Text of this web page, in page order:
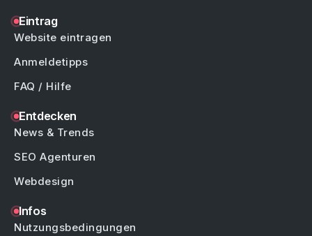
Eintrag
Website eintragen
Anmeldetipps
FAQ / Hilfe
Entdecken
News & Trends
SEO Agenturen
Webdesign
Infos
Nutzungsbedingungen